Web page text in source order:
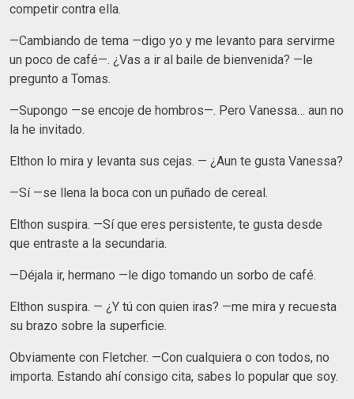
competir contra ella.
—Cambiando de tema —digo yo y me levanto para servirme
un poco de café—. ¿Vas a ir al baile de bienvenida? —le
pregunto a Tomas.
—Supongo —se encoje de hombros—. Pero Vanessa… aun no
la he invitado.
Elthon lo mira y levanta sus cejas. — ¿Aun te gusta Vanessa?
—Sí —se llena la boca con un puñado de cereal.
Elthon suspira. —Sí que eres persistente, te gusta desde
que entraste a la secundaria.
—Déjala ir, hermano —le digo tomando un sorbo de café.
Elthon suspira. — ¿Y tú con quien iras? —me mira y recuesta
su brazo sobre la superficie.
Obviamente con Fletcher. —Con cualquiera o con todos, no
importa. Estando ahí consigo cita, sabes lo popular que soy.